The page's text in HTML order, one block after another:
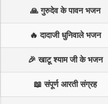
🙏 गुरुदेव के पावन भजन
🔥 दादाजी धुनिवाले भजन
🎉 खाटू श्याम जी के भजन
📖 संपूर्ण आरती संग्रह